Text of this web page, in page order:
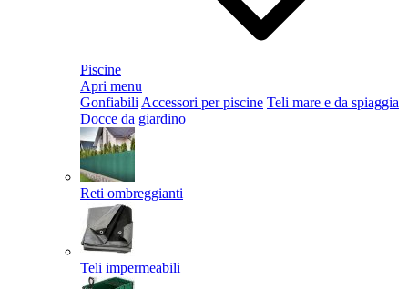
Piscine
Apri menu
Gonfiabili Accessori per piscine Teli mare e da spiaggia
Docce da giardino
Reti ombreggianti
Teli impermeabili